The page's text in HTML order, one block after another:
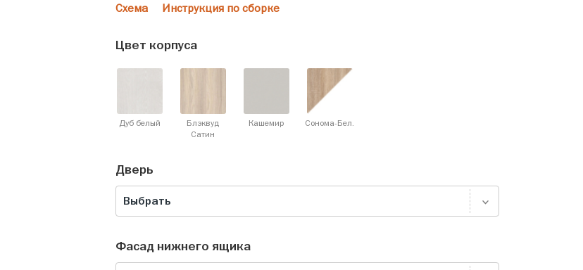
Схема Инструкция по сборке
Цвет корпуса
Дуб белый
Блэквуд
Cатин
Кашемир Сонома-Бел.
Дверь
Выбрать
Фасад нижнего ящика